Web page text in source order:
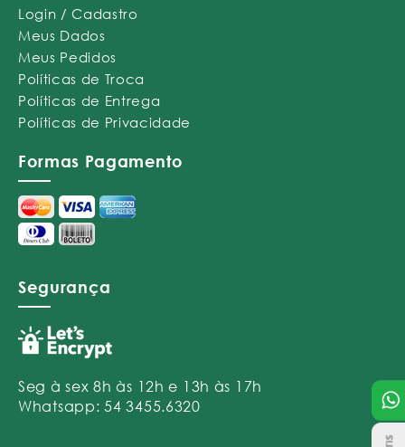
Login / Cadastro
Meus Dados
Meus Pedidos
Políticas de Troca
Políticas de Entrega
Políticas de Privacidade
Formas Pagamento
Segurança
Seg à sex 8h às 12h e 13h às 17h
Whatsapp: 54 3455.6320